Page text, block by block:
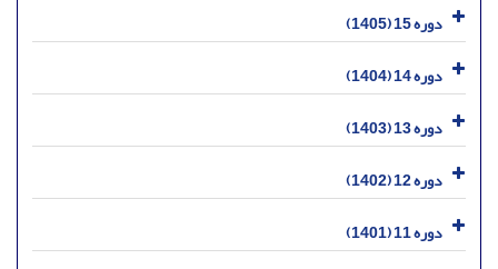
دوره 15 (1405)
دوره 14 (1404)
دوره 13 (1403)
دوره 12 (1402)
دوره 11 (1401)